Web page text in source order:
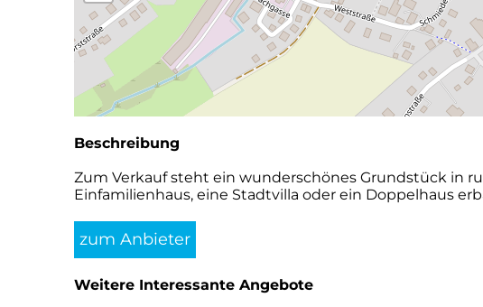
Beschreibung
Zum Verkauf steht ein wunderschönes Grundstück in
Einfamilienhaus, eine Stadtvilla oder ein Doppelhaus
zum Anbieter
Weitere Interessante Angebote